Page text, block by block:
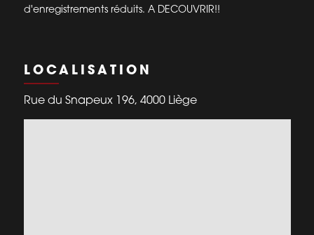
d'enregistrements réduits. A DECOUVRIR!!
LOCALISATION
Rue du Snapeux 196, 4000 Liège